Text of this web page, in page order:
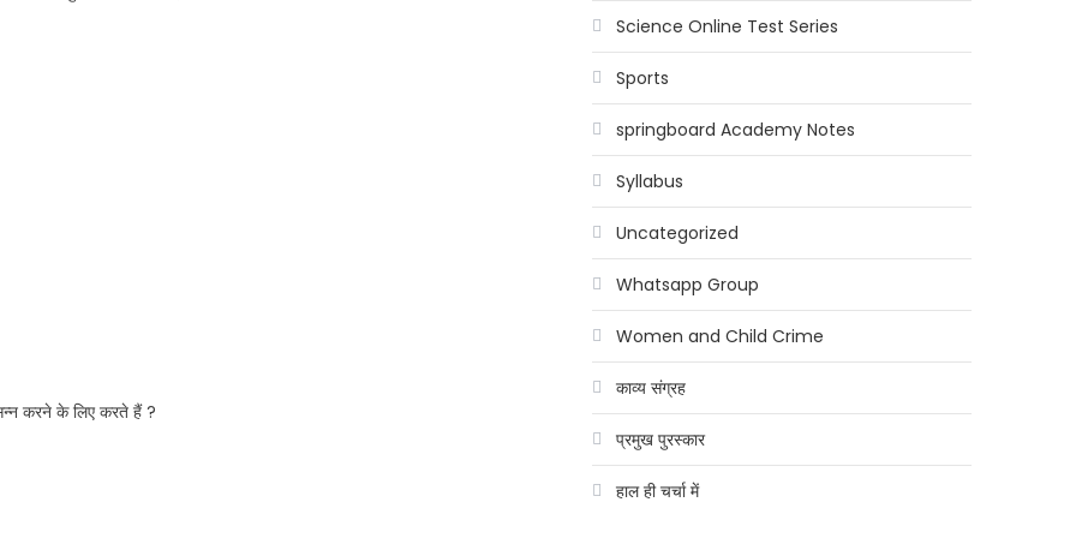
करने के लिए करते हैं ?
Science Online Test Series
Sports
springboard Academy Notes
Syllabus
Uncategorized
Whatsapp Group
Women and Child Crime
काव्य संग्रह
प्रमुख पुरस्कार
हाल ही चर्चा में